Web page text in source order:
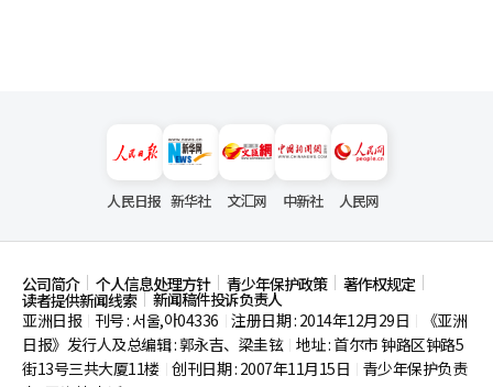
人民日报 新华社 文汇网 中新社 人民网
公司简介 个人信息处理方针 青少年保护政策 著作权规定
读者提供新闻线索
新闻稿件投诉负责人
亚洲日报
刊号 : 서울,아04336 注册日期 : 2014年12月29日
《亚洲
日报》发行人及总编辑 : 郭永吉、梁圭铉 地址 : 首尔市钟路区钟路5
街13号三共大厦11楼 创刊日期 : 2007年11月15日
青少年保护负责